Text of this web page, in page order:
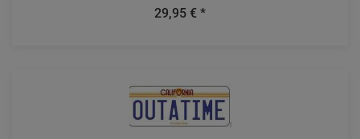
29,95 € *